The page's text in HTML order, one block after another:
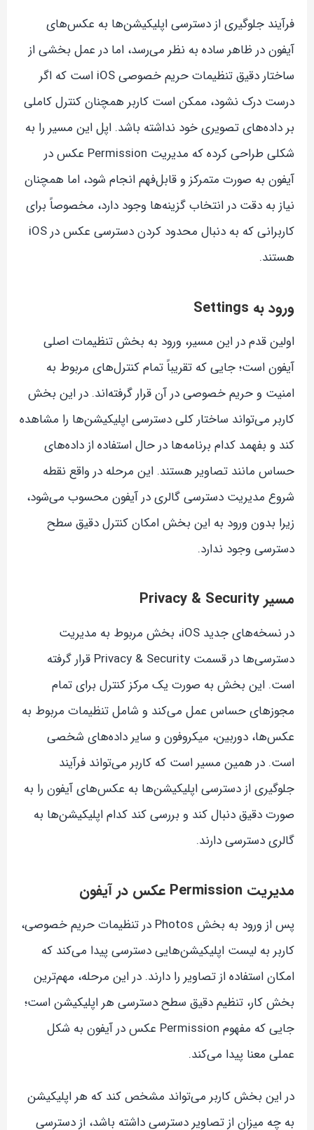
فرآیند جلوگیری از دسترسی اپلیکیشن‌ها به عکس‌های
آیفون در ظاهر ساده به نظر می‌رسد، اما در عمل بخشی از
ساختار دقیق تنظیمات حریم خصوصی iOS است که اگر
درست درک نشود، ممکن است کاربر همچنان کنترل کاملی
بر داده‌های تصویری خود نداشته باشد. اپل این مسیر را به
شکلی طراحی کرده که مدیریت Permission عکس در
آیفون به صورت متمرکز و قابل‌فهم انجام شود، اما همچنان
نیاز به دقت در انتخاب گزینه‌ها وجود دارد، مخصوصاً برای
کاربرانی که به دنبال محدود کردن دسترسی عکس در iOS
هستند.
ورود به Settings
اولین قدم در این مسیر، ورود به بخش تنظیمات اصلی
آیفون است؛ جایی که تقریباً تمام کنترل‌های مربوط به
امنیت و حریم خصوصی در آن قرار گرفته‌اند. در این بخش
کاربر می‌تواند ساختار کلی دسترسی اپلیکیشن‌ها را مشاهده
کند و بفهمد کدام برنامه‌ها در حال استفاده از داده‌های
حساس مانند تصاویر هستند. این مرحله در واقع نقطه
شروع مدیریت دسترسی گالری در آیفون محسوب می‌شود،
زیرا بدون ورود به این بخش امکان کنترل دقیق سطح
دسترسی وجود ندارد.
مسیر Privacy & Security
در نسخه‌های جدید iOS، بخش مربوط به مدیریت
دسترسی‌ها در قسمت Privacy & Security قرار گرفته
است. این بخش به صورت یک مرکز کنترل برای تمام
مجوزهای حساس عمل می‌کند و شامل تنظیمات مربوط به
عکس‌ها، دوربین، میکروفون و سایر داده‌های شخصی
است. در همین مسیر است که کاربر می‌تواند فرآیند
جلوگیری از دسترسی اپلیکیشن‌ها به عکس‌های آیفون را به
صورت دقیق دنبال کند و بررسی کند کدام اپلیکیشن‌ها به
گالری دسترسی دارند.
مدیریت Permission عکس در آیفون
پس از ورود به بخش Photos در تنظیمات حریم خصوصی،
کاربر به لیست اپلیکیشن‌هایی دسترسی پیدا می‌کند که
امکان استفاده از تصاویر را دارند. در این مرحله، مهم‌ترین
بخش کار، تنظیم دقیق سطح دسترسی هر اپلیکیشن است؛
جایی که مفهوم Permission عکس در آیفون به شکل
عملی معنا پیدا می‌کند.
در این بخش کاربر می‌تواند مشخص کند که هر اپلیکیشن
به چه میزان از تصاویر دسترسی داشته باشد، از دسترسی